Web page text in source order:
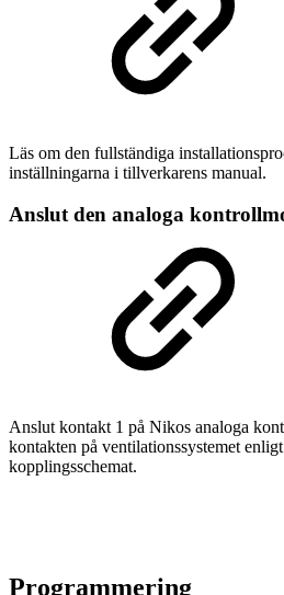
Läs om den fullständiga
inställningarna i tillverkarens manual.
Anslut den analoga
Anslut kontakt 1 på Nikos analoga
kontakten på ventilationssystemet
kopplingsschemat.
Programmering